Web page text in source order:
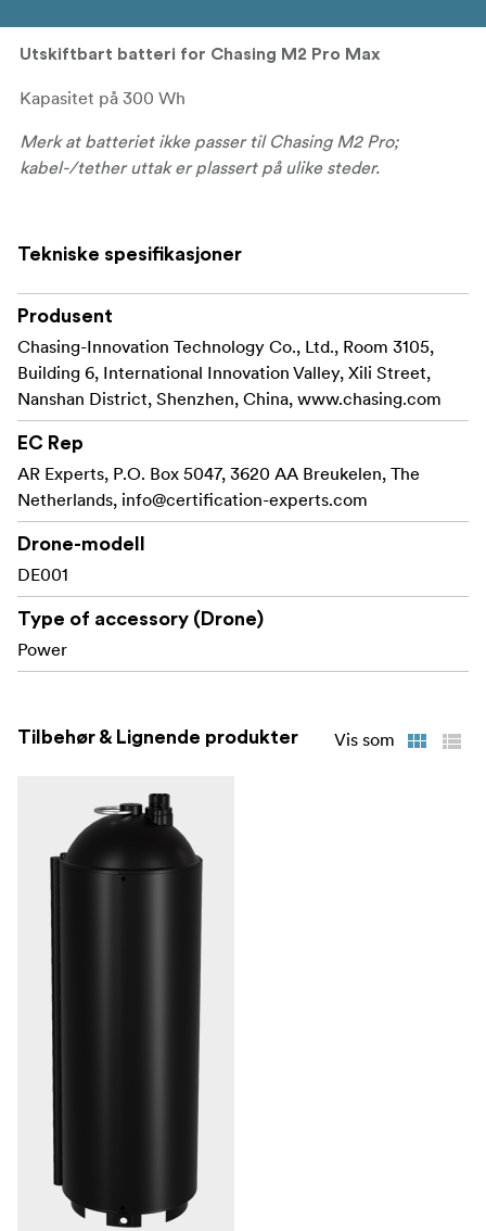
Utskiftbart batteri for Chasing M2 Pro Max
Kapasitet på 300 Wh
Merk at batteriet ikke passer til Chasing M2 Pro;
kabel-/tether uttak er plassert på ulike steder.
Tekniske spesifikasjoner
Produsent
Chasing-Innovation Technology Co., Ltd., Room 3105,
Building 6, International Innovation Valley, Xili Street,
Nanshan District, Shenzhen, China, www.chasing.com
EC Rep
AR Experts, P.O. Box 5047, 3620 AA Breukelen, The
Netherlands, info@certification-experts.com
Drone-modell
DE001
Type of accessory (Drone)
Power
Tilbehør & Lignende produkter Vis som